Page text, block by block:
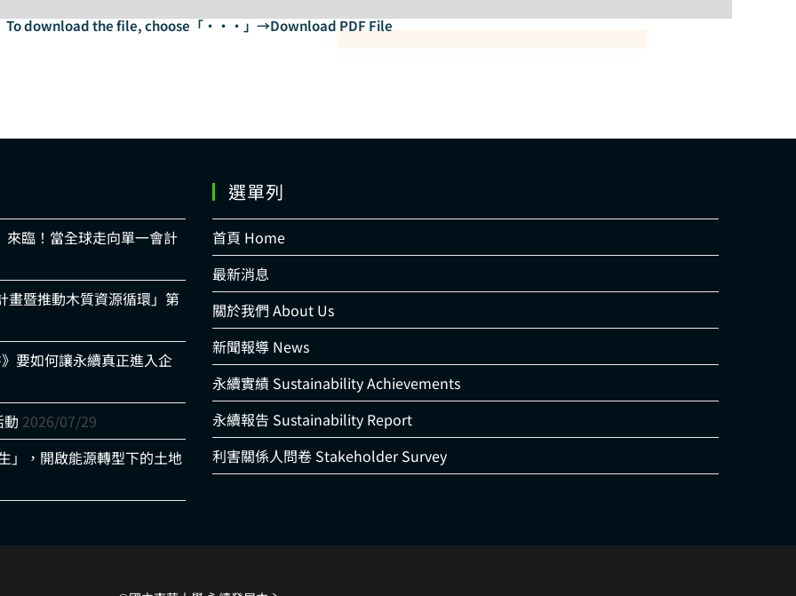
To download the file, choose「‧‧‧」→Download PDF File
來臨！當全球走向單一會計
畫暨推動木質資源循環」第
要如何讓永續真正進入企
2026/07/29
」，開啟能源轉型下的土地
選單列
首頁 Home
最新消息
關於我們 About Us
新聞報導 News
永續實績 Sustainability Achievements
永續報告 Sustainability Report
利害關係人問卷 Stakeholder Survey